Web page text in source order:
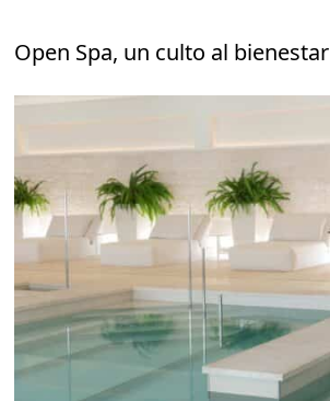
Open Spa, un culto al bienestar